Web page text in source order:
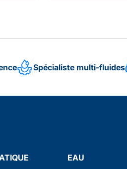
Spécialiste multi-fluides
EAU